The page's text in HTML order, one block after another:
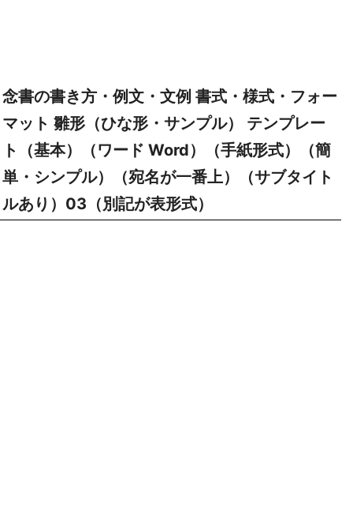
念書の書き方・例文・文例 書式・様式・フォー
マット 雛形（ひな形・サンプル） テンプレー
ト（基本）（ワード Word）（手紙形式）（簡
単・シンプル）（宛名が一番上）（サブタイト
ルあり）03（別記が表形式）